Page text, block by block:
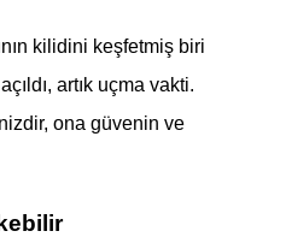
kilidini keşfetmiş biri
artık uçma vakti.
ona güvenin ve